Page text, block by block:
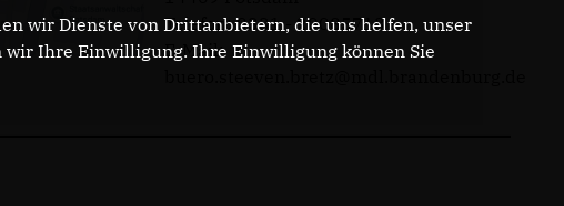
Telefon: 0331 - 20085713
E-Mail:
wir Dienste von Drittanbietern, die uns helfen, unser
Ihre Einwilligung. Ihre Einwilligung können Sie